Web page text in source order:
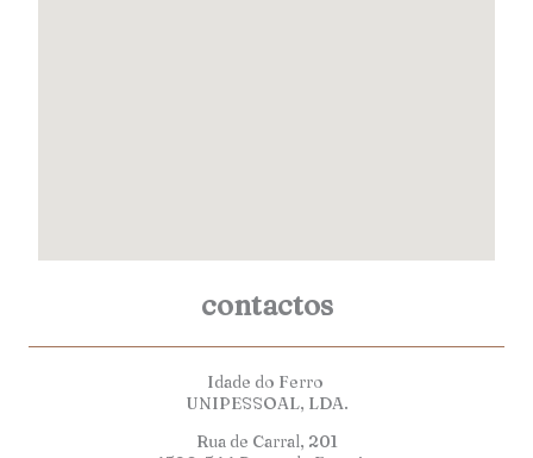
contactos
Idade do Ferro
UNIPESSOAL, LDA.
Rua de Carral, 201